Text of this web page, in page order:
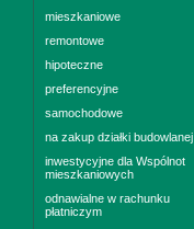
mieszkaniowe
remontowe
hipoteczne
preferencyjne
samochodowe
na zakup działki budowlanej
inwestycyjne dla Wspólnot
mieszkaniowych
odnawialne w rachunku
płatniczym